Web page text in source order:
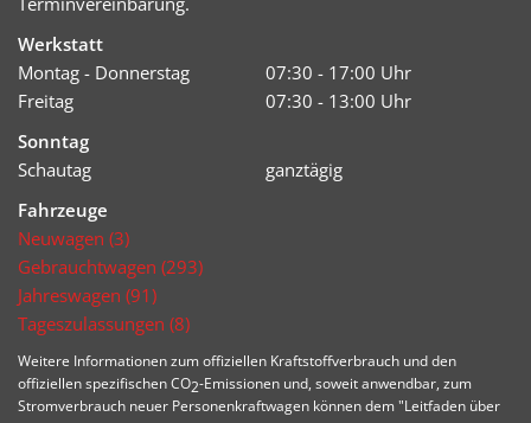
Werkstatt
Montag - Donnerstag
07:30 - 17:00 Uhr
Freitag
07:30 - 13:00 Uhr
Sonntag
Schautag
ganztägig
Fahrzeuge
Neuwagen (3)
Gebrauchtwagen (293)
Jahreswagen (91)
Tageszulassungen (8)
Weitere Informationen zum offiziellen Kraftstoffverbrauch und den
offiziellen spezifischen CO2-Emissionen und, soweit anwendbar, zum
Stromverbrauch neuer Personenkraftwagen können dem "Leitfaden über